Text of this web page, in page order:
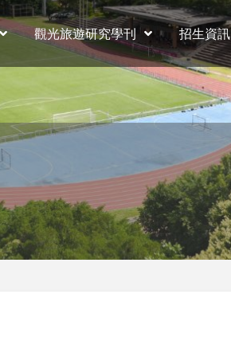
觀光旅遊研究學刊 招生資訊